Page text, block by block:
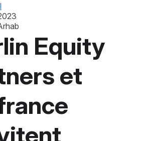
Equity
et